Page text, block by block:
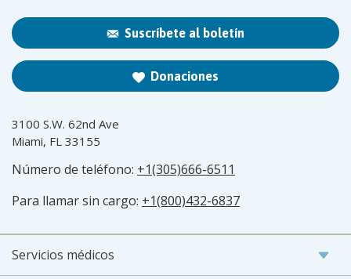
Suscríbete al boletín
Donaciones
3100 S.W. 62nd Ave
Miami, FL 33155
Número de teléfono: +1(305)666-6511
Para llamar sin cargo: +1(800)432-6837
Servicios médicos